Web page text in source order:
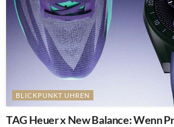
BLICKPUNKT UHREN
TAG Heuer x New Balance: Wenn